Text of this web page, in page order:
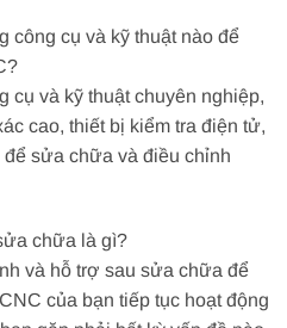
công cụ và kỹ thuật nào để
cụ và kỹ thuật chuyên nghiệp,
cao, thiết bị kiểm tra điện tử,
sửa chữa và điều chỉnh
chữa là gì?
và hỗ trợ sau sửa chữa để
của bạn tiếp tục hoạt động